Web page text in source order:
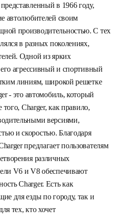
в 1966 году,
автолюбителей своим
производительностью. С тех
в разных поколениях,
Одной из ярких
его агрессивный и спортивный
линиям, широкой решетке
- это автомобиль, который
Charger, как правило,
версиями,
и скоростью. Благодаря
предлагает пользователям
различных
V6 и V8 обеспечивают
Charger. Есть как
для езды по городу, так и
тех, кто хочет